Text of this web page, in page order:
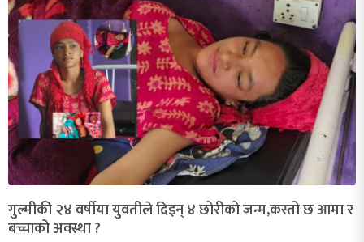
गुल्मीकी २४ वर्षीया युवतीले दिइन् ४ छोरीको जन्म,कस्तो छ आमा र
बच्चाको अवस्था ?